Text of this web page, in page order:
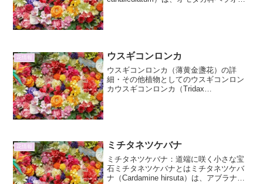
花情報 ウスギコンロンカ
ウスギコンロンカ（薄黄金盞花）の詳
細・その他植物としてのウスギコンロン
カウスギコンロンカ（Tridax
花情報 ミチタネツケバナ
ミチタネツケバナ：道端に咲く小さな宝
石ミチタネツケバナとはミチタネツケバ
ナ（Cardamine hirsuta）は、アブラナ科